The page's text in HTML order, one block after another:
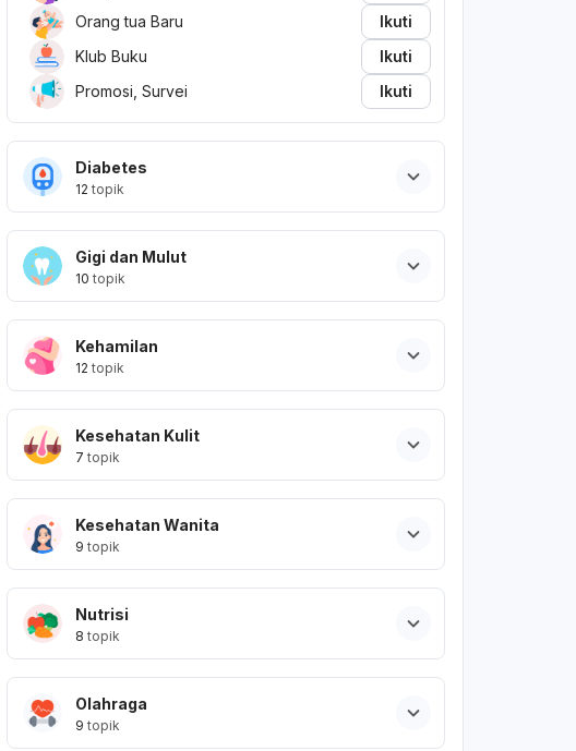
Orang tua Baru
Ikuti
Klub Buku
Ikuti
Promosi, Survei
Ikuti
Diabetes
12 topik
Gigi dan Mulut
10 topik
Kehamilan
12 topik
Kesehatan Kulit
7 topik
Kesehatan Wanita
9 topik
Nutrisi
8 topik
Olahraga
9 topik